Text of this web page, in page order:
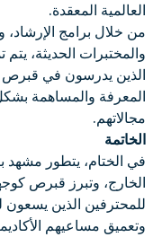
العالمية المعقدة.
من خلال برامج الإرشاد،
والمختبرات الحديثة،
الذين يدرسون في
المعرفة والمساهمة
مجالاتهم.
الخاتمة
في الختام، يتطور مشهد
الخارج، وتبرز قبرص
للمحترفين الذين يسعون
وتعميق مساعيهم